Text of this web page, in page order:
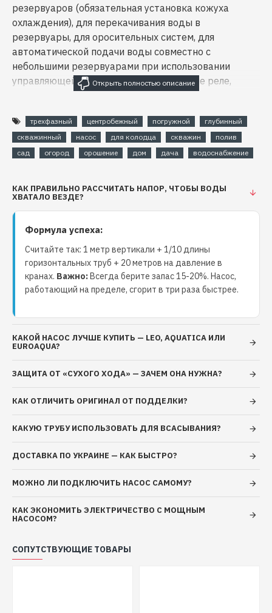
резервуаров (обязательная установка кожуха
охлаждения), для перекачивания воды в
резервуары, для оросительных систем, для
автоматической подачи воды совместно с
небольшими резервуарами при использовании
управляющей автоматики (управляющие реле,
Технические характеристики насоса для
воды глубинного AQUATICA (DONGYIN)
Мощность: 5500 Вт
Тип: центробежные, трехфазный
Гарантия: 24 месяца
Максимальная глубина погружения под
зеркало воды: до 60 м
Напор максимальный: 214 м
Диаметр скважины: от 120 до 150 мм
Основные данные
водыAQUATICA (DONGYIN) (7771573)
Вал двигателя: Нержавеющая сталь
Рабочее колесо: Техно-полимер
Тип двигателя: Асинхронный,
маслонаполненный, со встроенной в обмотку
терма-защитой
Обмотка статора двигателя: Медь
Механическое уплотнение: Керамика/графит
Минимальный диаметр скважины: 120 мм
Мощность двигателя привода: 5.5 л.с.
Класс защиты: IP68
трехфазный центробежный погружной
глубинный
скважинный
насос для колодца скважин
полив
сад
огород орошение дом дача водоснабжение
КАК ПРАВИЛЬНО РАССЧИТАТЬ НАПОР, ЧТОБЫ ВОДЫ
ХВАТАЛО ВЕЗДЕ?
Формула успеха:
Считайте так: 1 метр вертикали + 1/10 длины
горизонтальных труб + 20 метров на давление в
кранах. Важно:Всегда берите запас 15-20%. Насос,
работающий на пределе, сгорит в три раза быстрее.
КАКОЙ НАСОС ЛУЧШЕ КУПИТЬ — LEO, AQUATICA ИЛИ
EUROAQUA?
ЗАЩИТА ОТ «СУХОГО ХОДА» — ЗАЧЕМ ОНА НУЖНА?
КАК ОТЛИЧИТЬ ОРИГИНАЛ ОТ ПОДДЕЛКИ?
КАКУЮ ТРУБУ ИСПОЛЬЗОВАТЬ ДЛЯ ВСАСЫВАНИЯ?
ДОСТАВКА ПО УКРАИНЕ — КАК БЫСТРО?
МОЖНО ЛИ ПОДКЛЮЧИТЬ НАСОС САМОМУ?
КАК ЭКОНОМИТЬ ЭЛЕКТРИЧЕСТВО С МОЩНЫМ
НАСОСОМ?
СОПУТСТВУЮЩИЕ ТОВАРЫ